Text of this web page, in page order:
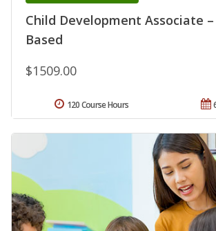
Child Development Associate
Based
$1509.00
120 Course Hours